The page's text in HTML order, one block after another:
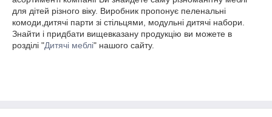
для дітей різного віку. Виробник пропонує пеленальні
комоди,дитячі парти зі стільцями, модульні дитячі набори.
Знайти і придбати вищевказану продукцію ви можете в
розділі "Дитячі меблі" нашого сайту.